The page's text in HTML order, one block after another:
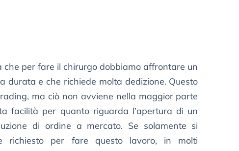
che per fare il chirurgo dobbiamo affrontare un
durata e che richiede molta dedizione. Questo
ma ciò non avviene nella maggior parte
facilità per quanto riguarda l’apertura di un
di ordine a mercato. Se solamente si
richiesto per fare questo lavoro, in molti